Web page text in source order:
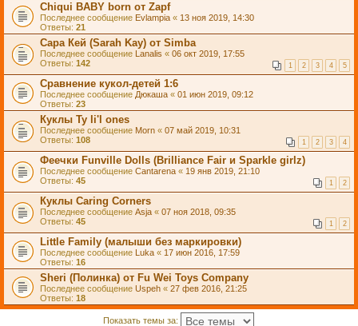
Chiqui BABY born от Zapf
Последнее сообщение Evlampia « 13 ноя 2019, 14:30
Ответы: 21
Сара Кей (Sarah Kay) от Simba
Последнее сообщение Lanalis « 06 окт 2019, 17:55
Ответы: 142 1 2 3 4 5
Сравнение кукол-детей 1:6
Последнее сообщение Дюкаша « 01 июн 2019, 09:12
Ответы: 23
Куклы Ty li'l ones
Последнее сообщение Morn « 07 май 2019, 10:31
Ответы: 108 1 2 3 4
Феечки Funville Dolls (Brilliance Fair и Sparkle girlz)
Последнее сообщение Cantarena « 19 янв 2019, 21:10
Ответы: 45 1 2
Куклы Caring Corners
Последнее сообщение Asja « 07 ноя 2018, 09:35
Ответы: 45 1 2
Little Family (малыши без маркировки)
Последнее сообщение Luka « 17 июн 2016, 17:59
Ответы: 16
Sheri (Полинка) от Fu Wei Toys Company
Последнее сообщение Uspeh « 27 фев 2016, 21:25
Ответы: 18
Показать темы за: